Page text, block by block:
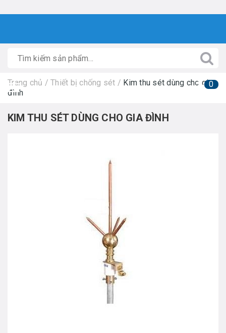
0
Trang chủ / Thiết bị chống sét / Kim thu sét dùng cho gia
đình
KIM THU SÉT DÙNG CHO GIA ĐÌNH